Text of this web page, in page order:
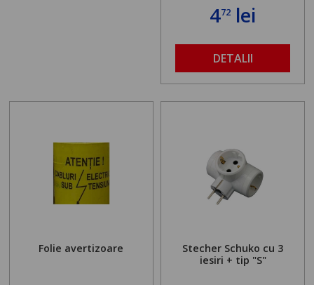
472 lei
DETALII
Folie avertizoare
Stecher Schuko cu 3
iesiri + tip "S"